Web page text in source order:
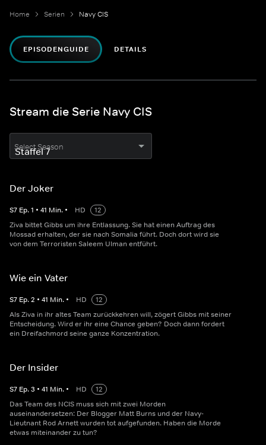
Home Serien Navy CIS
EPISODENGUIDE DETAILS
Stream die Serie Navy CIS
Select Season
Der Joker
S7 Ep.1 • 41 Min. • HD
12
Ziva bittet Gibbs um ihre Entlassung. Sie hat einen Auftrag des
Mossad erhalten, der sie nach Somalia führt. Doch dort wird sie
von dem Terroristen Saleem Ulman entführt.
Wie ein Vater
S7 Ep.2 • 41 Min. • HD
12
Als Ziva in ihr altes Team zurückkehren will, zögert Gibbs mit seiner
Entscheidung. Wird er ihr eine Chance geben? Doch dann fordert
ein Dreifachmord seine ganze Konzentration.
Der Insider
S7 Ep.3 • 41 Min. • HD
12
Das Team des NCIS muss sich mit zwei Morden
auseinandersetzen: Der Blogger Matt Burns und der Navy-
Lieutnant Rod Arnett wurden tot aufgefunden. Haben die Morde
etwas miteinander zu tun?